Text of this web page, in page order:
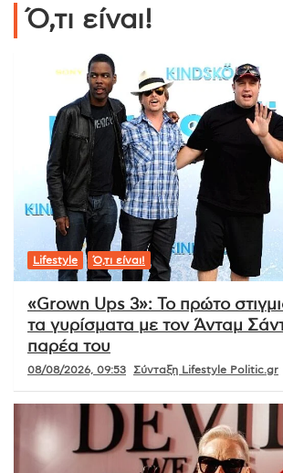
Ό,τι είναι!
Lifestyle Ό,τι είναι!
«Grown Ups 3»: Το πρώτο
τα γυρίσματα με τον Άνταμ
παρέα του
08/08/2026, 09:53 Σύνταξη Lifestyle Politic.gr